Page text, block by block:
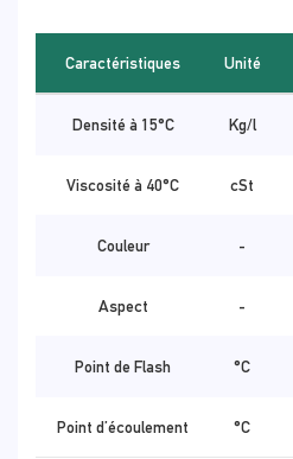
Caractéristiques Unité
Densité à 15°C Kg/l
Viscosité à 40°C cSt
Couleur -
Aspect -
Point de Flash °C
Point d’écoulement °C